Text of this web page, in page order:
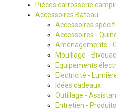
Pièces carrosserie
Accessoires Bateau
Accessoires
Accessoires -
Aménagements -
Mouillage - Bivouac
Equipements
Electricité -
Idées cadeaux
Outillage -
Entretien -